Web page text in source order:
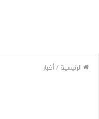
الرئيسية / أخبار